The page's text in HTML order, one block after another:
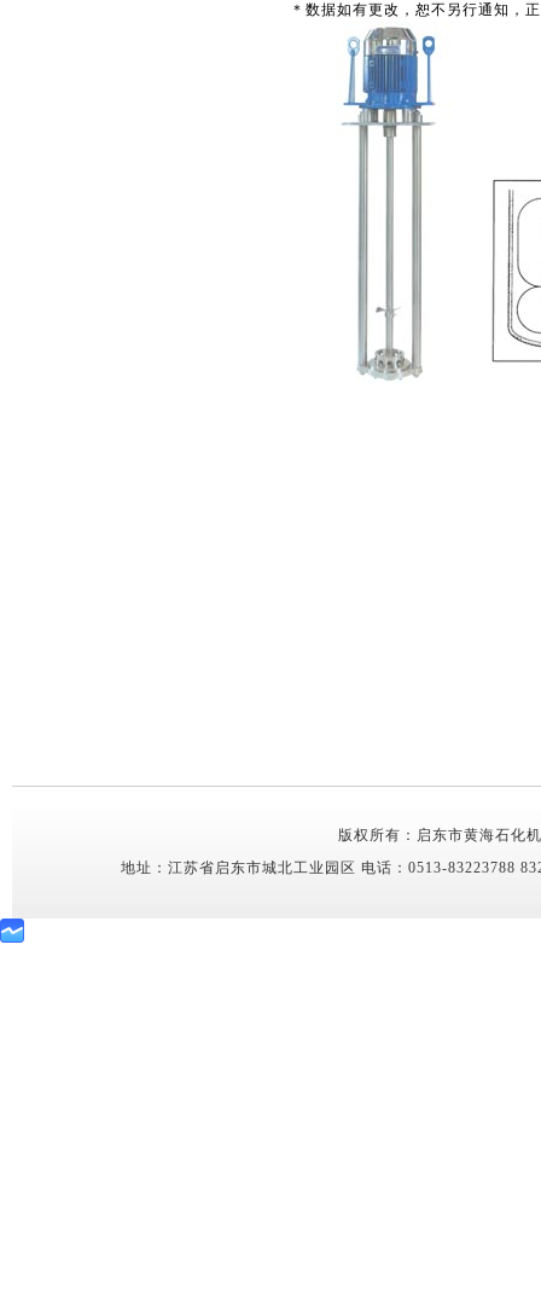
＊数据如有更改，恕不另行通知，
版权所有：启东市黄海石化
地址： 江苏省启东市城北工业园区 电话：0513-83223788